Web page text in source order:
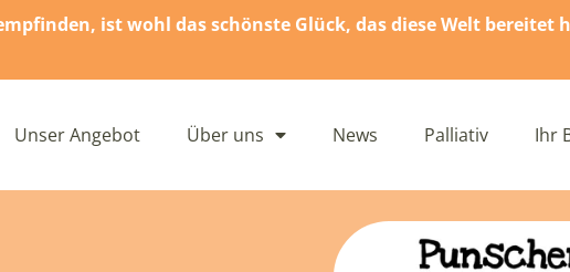
ist wohl das schönste Glück, das diese Welt bereitet
Unser Angebot Über uns News Palliativ Ihr